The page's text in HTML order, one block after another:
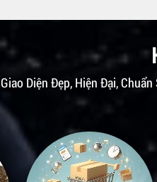
Giao Diện Đẹp, Hiện Đại,